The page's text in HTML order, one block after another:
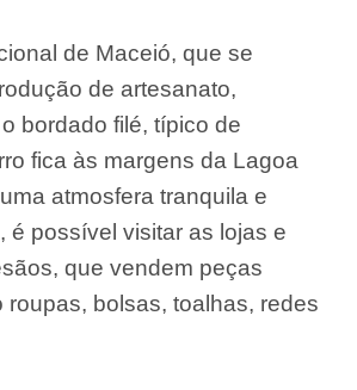
de Maceió, que se
de artesanato,
bordado filé, típico de
fica às margens da Lagoa
atmosfera tranquila e
é possível visitar as lojas e
que vendem peças
roupas, bolsas, toalhas, redes